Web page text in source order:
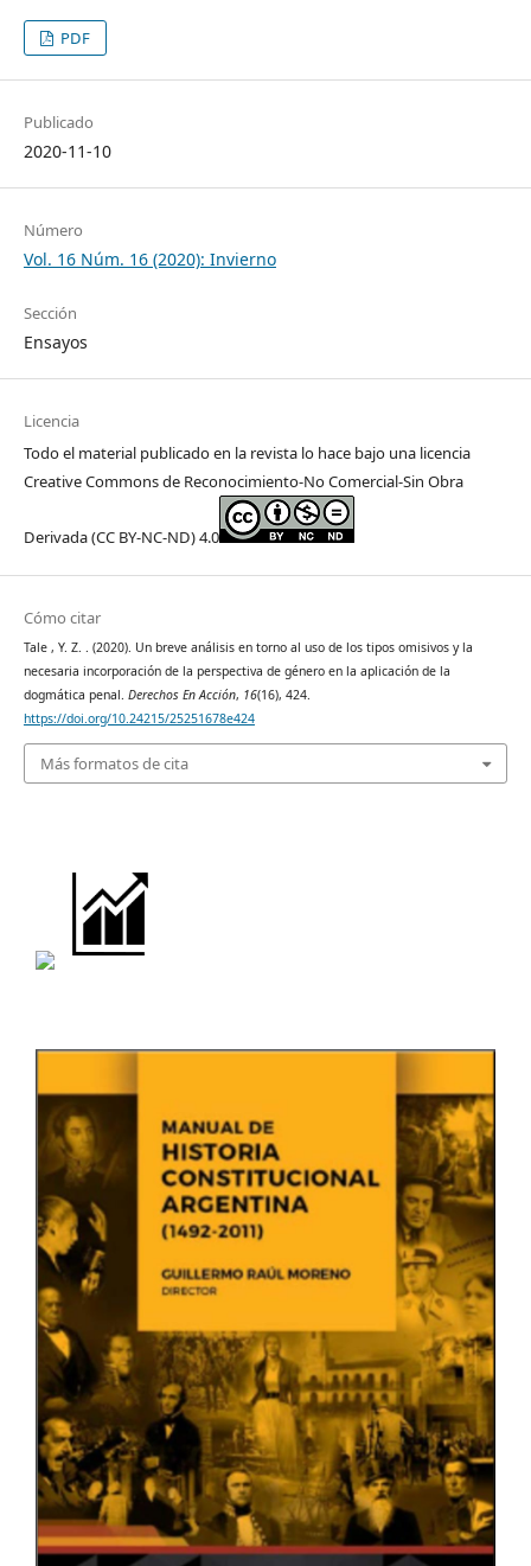
PDF
Publicado
2020-11-10
Número
Vol. 16 Núm. 16 (2020): Invierno
Sección
Ensayos
Licencia
Todo el material publicado en la revista lo hace bajo una licencia
Creative Commons de Reconocimiento-No Comercial-Sin Obra
Derivada (CC BY-NC-ND) 4.0
Cómo citar
Tale , Y. Z. . (2020). Un breve análisis en torno al uso de los tipos omisivos y la
necesaria incorporación de la perspectiva de género en la aplicación de la
dogmática penal. Derechos En Acción, 16(16), 424.
https://doi.org/10.24215/25251678e424
Más formatos de cita